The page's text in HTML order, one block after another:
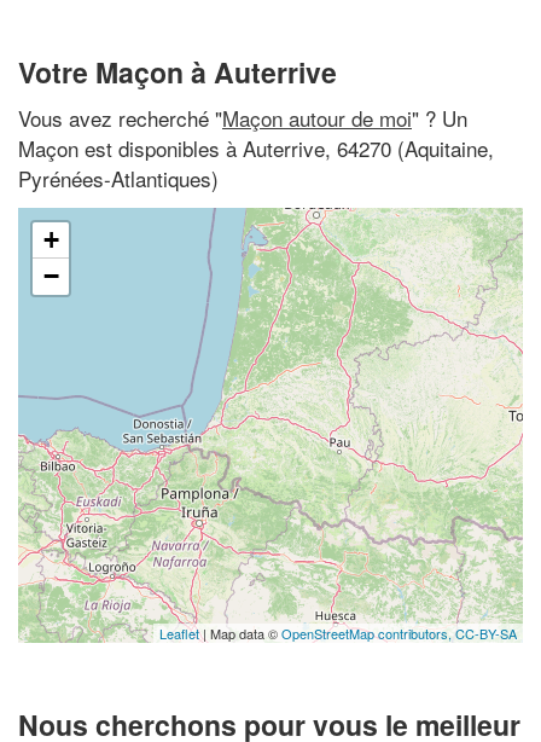
Votre Maçon à Auterrive
Vous avez recherché "Maçon autour de moi" ? Un
Maçon est disponibles à Auterrive, 64270 (Aquitaine,
Pyrénées-Atlantiques)
+
−
Leaflet| Map data ©OpenStreetMap contributors,CC-BY-SA
Nous cherchons pour vous le meilleur